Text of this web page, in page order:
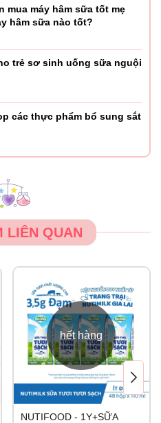
mua máy hâm sữa tốt mẹ
hâm sữa nào tốt?
trẻ sơ sinh uống sữa nguội
các thực phẩm bổ sung sắt
LIÊN QUAN
hết hàng
NUTIFOOD - 1Y+SỮA